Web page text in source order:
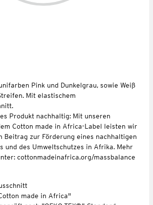
Pink und Dunkelgrau, sowie Weiß
Mit elastischem
Produkt nachhaltig: Mit unseren
Cotton made in Africa-Label leisten wir
Beitrag zur Förderung eines nachhaltigen
und des Umweltschutzes in Afrika. Mehr
cottonmadeinafrica.org/massbalance
made in Africa"